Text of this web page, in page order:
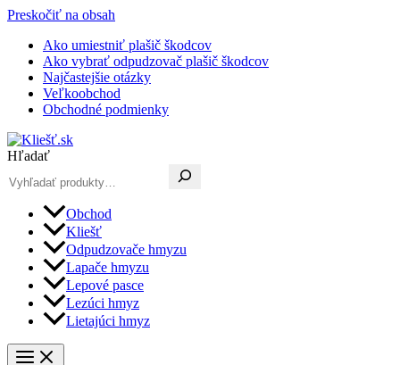
Preskočiť na obsah
Ako umiestniť plašič škodcov
Ako vybrať odpudzovač plašič škodcov
Najčastejšie otázky
Veľkoobchod
Obchodné podmienky
Hľadať
Obchod
Kliešť
Odpudzovače hmyzu
Lapače hmyzu
Lepové pasce
Lezúci hmyz
Lietajúci hmyz